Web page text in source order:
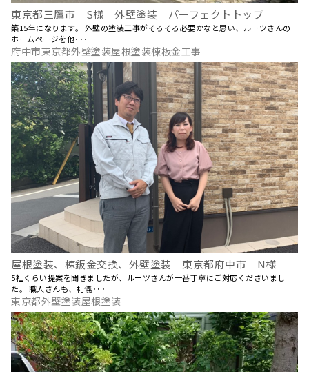
東京都三鷹市 S様 外壁塗装 パーフェクトトップ
築15年になります。 外壁の塗装工事がそろそろ必要かなと思い、ルーツさんの
ホームページを他･･･
府中市東京都外壁塗装屋根塗装棟板金工事
屋根塗装、棟鈑金交換、外壁塗装 東京都府中市 N様
5社くらい提案を聞きましたが、ルーツさんが一番丁寧にご対応くださいまし
た。 職人さんも、礼儀･･･
東京都外壁塗装屋根塗装